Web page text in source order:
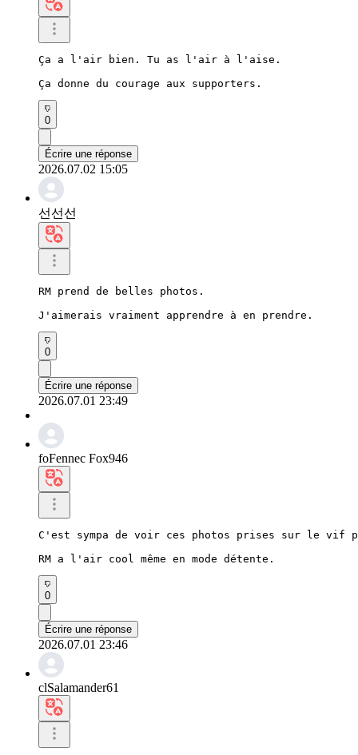
Ça a l'air bien. Tu as l'air à l'aise.
Ça donne du courage aux supporters.
0
Écrire une réponse
2026.07.02 15:05
선선선
RM prend de belles photos.
J'aimerais vraiment apprendre à en prendre.
0
Écrire une réponse
2026.07.01 23:49
foFennec Fox946
C'est sympa de voir ces photos prises sur le vif
RM a l'air cool même en mode détente.
0
Écrire une réponse
2026.07.01 23:46
clSalamander61